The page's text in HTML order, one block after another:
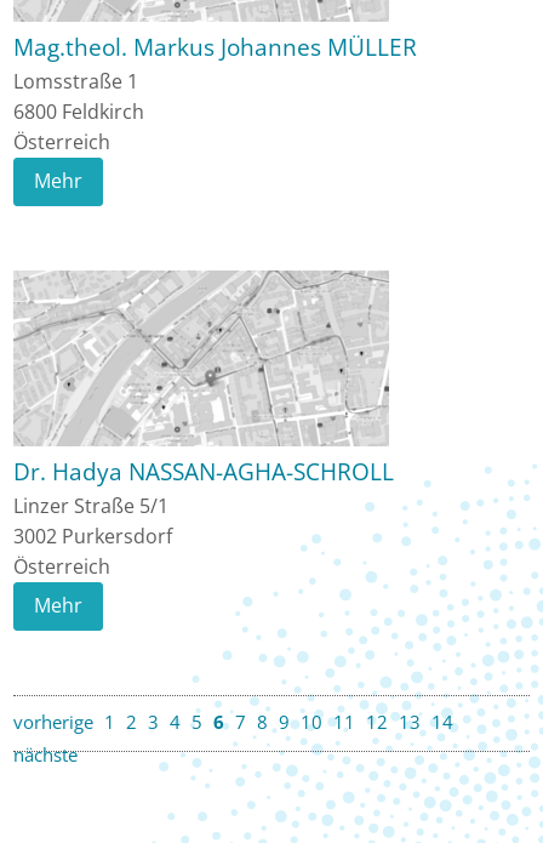
Mag.theol. Markus Johannes MÜLLER
Lomsstraße 1
6800 Feldkirch
Österreich
Mehr
Dr. Hadya NASSAN-AGHA-SCHROLL
Linzer Straße 5/1
3002 Purkersdorf
Österreich
Mehr
vorherige 1 2 3 4 5 6 7 8 9 10 11 12 13 14
nächste